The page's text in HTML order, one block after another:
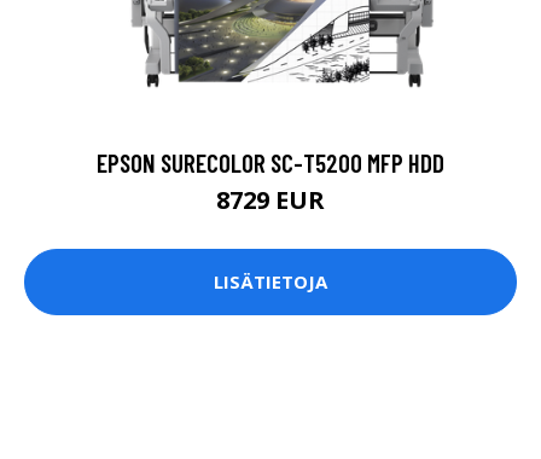
EPSON SURECOLOR SC-T5200 MFP HDD
8729 EUR
LISÄTIETOJA